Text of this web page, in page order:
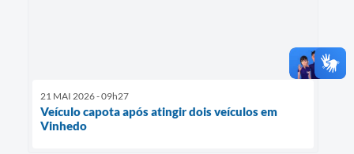
21 MAI 2026 - 09h27
Veículo capota após atingir dois veículos em
Vinhedo